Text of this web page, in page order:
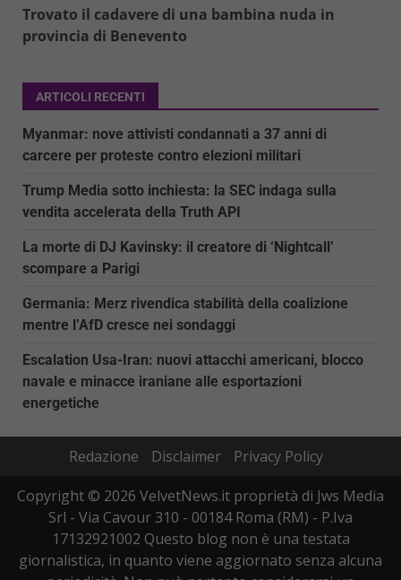
Trovato il cadavere di una bambina nuda in
provincia di Benevento
ARTICOLI RECENTI
Myanmar: nove attivisti condannati a 37 anni di
carcere per proteste contro elezioni militari
Trump Media sotto inchiesta: la SEC indaga sulla
vendita accelerata della Truth API
La morte di DJ Kavinsky: il creatore di ‘Nightcall’
scompare a Parigi
Germania: Merz rivendica stabilità della coalizione
mentre l’AfD cresce nei sondaggi
Escalation Usa-Iran: nuovi attacchi americani, blocco
navale e minacce iraniane alle esportazioni
energetiche
Redazione Disclaimer
Privacy Policy
Copyright © 2026 VelvetNews.it proprietà di Jws Media
Srl - Via Cavour 310 - 00184 Roma (RM) - P.Iva
17132921002 Questo blog non è una testata
giornalistica, in quanto viene aggiornato senza alcuna